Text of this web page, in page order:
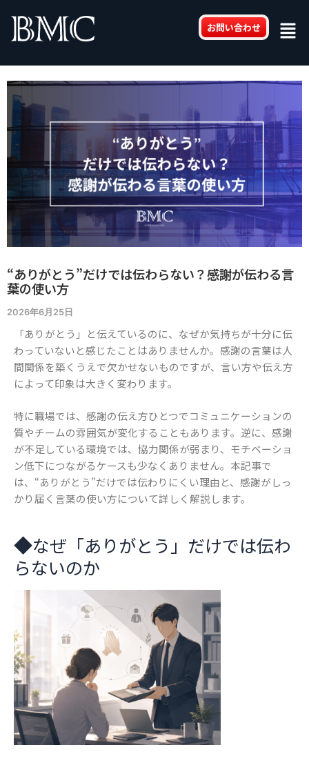
ッ
お問い合わせ
“ありがとう”だけでは伝わらない？感謝が伝わる言
葉の使い方
2026年6月25日
「ありがとう」と伝えているのに、なぜか気持ちが十分に伝
わっていないと感じたことはありませんか。感謝の言葉は人
間関係を築くうえで欠かせないものですが、言い方や伝え方
によって印象は大きく変わります。
特に職場では、感謝の伝え方ひとつでコミュニケーションの
質やチームの雰囲気が変化することもあります。逆に、感謝
が不足している環境では、協力関係が弱まり、モチベーショ
ン低下につながるケースも少なくありません。本記事で
は、“ありがとう”だけでは伝わりにくい理由と、感謝がしっ
かり届く言葉の使い方について詳しく解説します。
◆なぜ「ありがとう」だけでは伝わ
らないのか
navigation